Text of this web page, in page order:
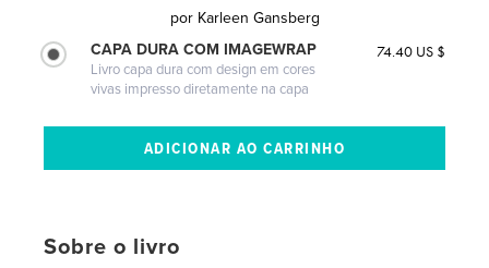
por Karleen Gansberg
CAPA DURA COM IMAGEWRAP
Livro capa dura com design em cores
vivas impresso diretamente na capa
74.40 US $
Sobre o livro